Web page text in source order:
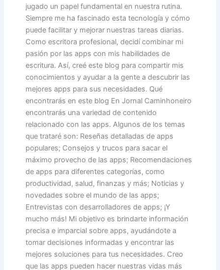
jugado un papel fundamental en nuestra rutina.
Siempre me ha fascinado esta tecnología y cómo
puede facilitar y mejorar nuestras tareas diarias.
Como escritora profesional, decidí combinar mi
pasión por las apps con mis habilidades de
escritura. Así, creé este blog para compartir mis
conocimientos y ayudar a la gente a descubrir las
mejores apps para sus necesidades. Qué
encontrarás en este blog En Jornal Caminhoneiro
encontrarás una variedad de contenido
relacionado con las apps. Algunos de los temas
que trataré son: Reseñas detalladas de apps
populares; Consejos y trucos para sacar el
máximo provecho de las apps; Recomendaciones
de apps para diferentes categorías, como
productividad, salud, finanzas y más; Noticias y
novedades sobre el mundo de las apps;
Entrevistas con desarrolladores de apps; ¡Y
mucho más! Mi objetivo es brindarte información
precisa e imparcial sobre apps, ayudándote a
tomar decisiones informadas y encontrar las
mejores soluciones para tus necesidades. Creo
que las apps pueden hacer nuestras vidas más